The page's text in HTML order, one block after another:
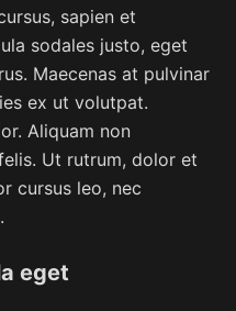
sapien et
sodales justo, eget
Maecenas at pulvinar
ex ut volutpat.
Aliquam non
Ut rutrum, dolor et
cursus leo, nec
eget